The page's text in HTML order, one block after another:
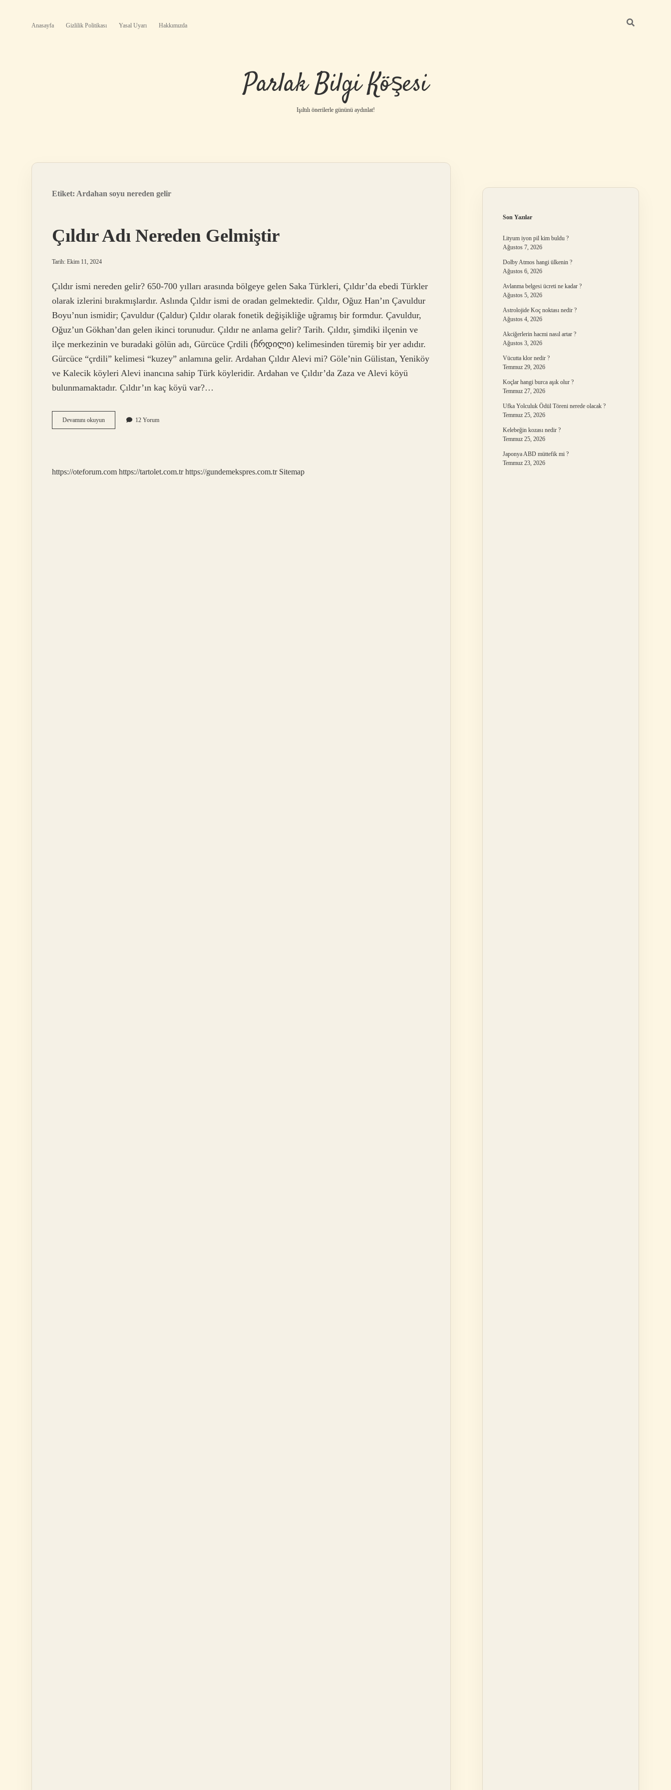
Anasayfa Gizlilik Politikası Yasal Uyarı Hakkımızda
Parlak Bilgi Köşesi
Işıltılı önerilerle gününü aydınlat!
Etiket: Ardahan soyu nereden gelir
Çıldır Adı Nereden Gelmiştir
Tarih: Ekim 11, 2024
Çıldır ismi nereden gelir? 650-700 yılları arasında bölgeye gelen Saka Türkleri, Çıldır’da ebedi Türkler
olarak izlerini bırakmışlardır. Aslında Çıldır ismi de oradan gelmektedir. Çıldır, Oğuz Han’ın Çavuldur
Boyu’nun ismidir; Çavuldur (Çaldur) Çıldır olarak fonetik değişikliğe uğramış bir formdur. Çavuldur,
Oğuz’un Gökhan’dan gelen ikinci torunudur. Çıldır ne anlama gelir? Tarih. Çıldır, şimdiki ilçenin ve
ilçe merkezinin ve buradaki gölün adı, Gürcüce Çrdili (ჩრდილი) kelimesinden türemiş bir yer adıdır.
Gürcüce “çrdili” kelimesi “kuzey” anlamına gelir. Ardahan Çıldır Alevi mi? Göle’nin Gülistan, Yeniköy
ve Kalecik köyleri Alevi inancına sahip Türk köyleridir. Ardahan ve Çıldır’da Zaza ve Alevi köyü
bulunmamaktadır. Çıldır’ın kaç köyü var?…
Devamını okuyunÇıldır
Adı
12 Yorum
https://oteforum.com https://tartolet.com.tr https://gundemekspres.com.tr Sitemap
Son Yazılar
Lityum iyon pil kim buldu ?
Ağustos 7, 2026
Dolby Atmos hangi ülkenin ?
Ağustos 6, 2026
Avlanma belgesi ücreti ne kadar ?
Ağustos 5, 2026
Astrolojide Koç noktası nedir ?
Ağustos 4, 2026
Akciğerlerin hacmi nasıl artar ?
Ağustos 3, 2026
Vücutta klor nedir ?
Temmuz 29, 2026
Koçlar hangi burca aşık olur ?
Temmuz 27, 2026
Ufka Yolculuk Ödül Töreni nerede olacak ?
Temmuz 25, 2026
Kelebeğin kozası nedir ?
Temmuz 25, 2026
Japonya ABD müttefik mi ?
Temmuz 23, 2026